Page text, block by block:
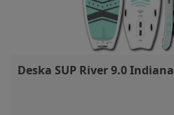
Deska SUP River 9.0 Indiana